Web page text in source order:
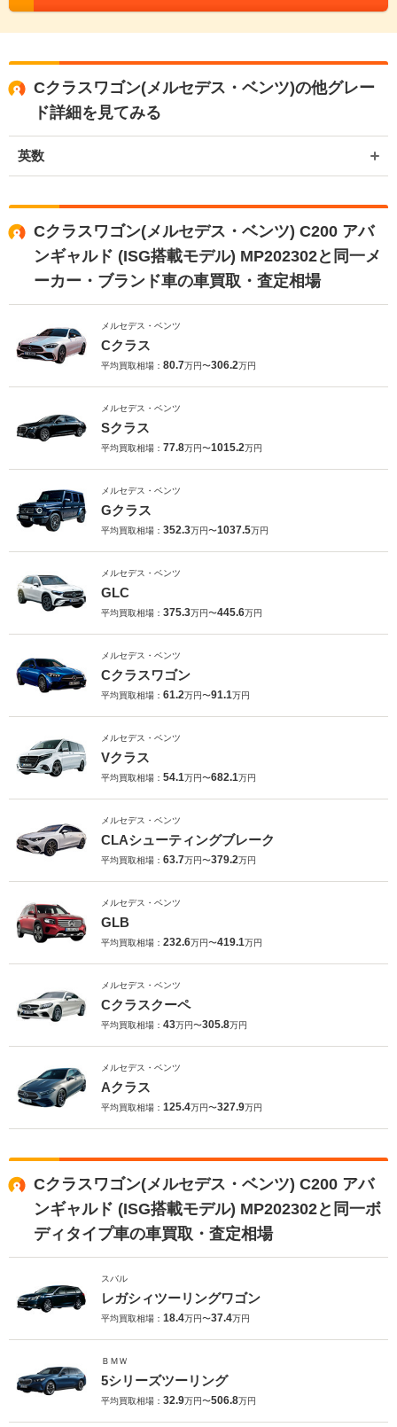
Cクラスワゴン(メルセデス・ベンツ)の他グレー
ド詳細を見てみる
英数
Cクラスワゴン(メルセデス・ベンツ) C200 アバ
ンギャルド (ISG搭載モデル) MP202302と同一メ
ーカー・ブランド車の車買取・査定相場
メルセデス・ベンツ
Cクラス
平均買取相場： 80.7万円〜306.2万円
メルセデス・ベンツ
Sクラス
平均買取相場： 77.8万円〜1015.2万円
メルセデス・ベンツ
Gクラス
平均買取相場： 352.3万円〜1037.5万円
メルセデス・ベンツ
GLC
平均買取相場： 375.3万円〜445.6万円
メルセデス・ベンツ
Cクラスワゴン
平均買取相場： 61.2万円〜91.1万円
メルセデス・ベンツ
Vクラス
平均買取相場： 54.1万円〜682.1万円
メルセデス・ベンツ
CLAシューティングブレーク
平均買取相場： 63.7万円〜379.2万円
メルセデス・ベンツ
GLB
平均買取相場： 232.6万円〜419.1万円
メルセデス・ベンツ
Cクラスクーペ
平均買取相場： 43万円〜305.8万円
メルセデス・ベンツ
Aクラス
平均買取相場： 125.4万円〜327.9万円
Cクラスワゴン(メルセデス・ベンツ) C200 アバ
ンギャルド (ISG搭載モデル) MP202302と同一ボ
ディタイプ車の車買取・査定相場
スバル
レガシィツーリングワゴン
平均買取相場： 18.4万円〜37.4万円
ＢＭＷ
5シリーズツーリング
平均買取相場： 32.9万円〜506.8万円